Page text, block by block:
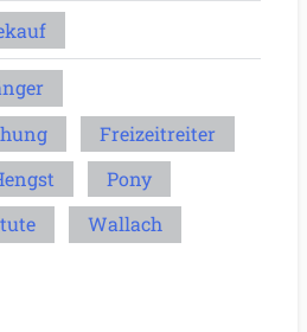
Freizeitreiter
Pony
Wallach